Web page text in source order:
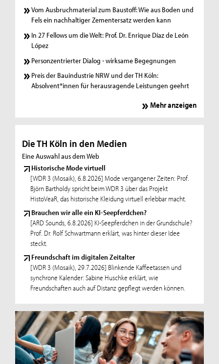
Vom Ausbruchmaterial zum Baustoff: Wie aus Boden und
Fels ein nachhaltiger Zementersatz werden kann
In 27 Fellows um die Welt: Prof. Dr. Enrique Díaz de León
López
Personzentrierter Dialog - wirksame Begegnungen
Preis der Bauindustrie NRW und der TH Köln:
Absolvent*innen für herausragende Leistungen geehrt
Mehr anzeigen
Die TH Köln in den Medien
Eine Auswahl aus dem Web
Historische Mode virtuell
[WDR 3 (Mosaik), 6.8.2026] Mode vergangener Zeiten: Prof.
Björn Bartholdy spricht beim WDR 3 über das Projekt
HistoVeaR, das historische Kleidung virtuell erlebbar macht.
Brauchen wir alle ein KI-Seepferdchen?
[ARD Sounds, 6.8.2026] KI-Seepferdchen in der Grundschule?
Prof. Dr. Rolf Schwartmann erklärt, was hinter dieser Idee
steckt.
Freundschaft im digitalen Zeitalter
[WDR 3 (Mosaik), 29.7.2026] Blinkende Kaffeetassen und
synchrone Kalender: Sabine Huschke erklärt, wie
Freundschaften auch auf Distanz gepflegt werden können.